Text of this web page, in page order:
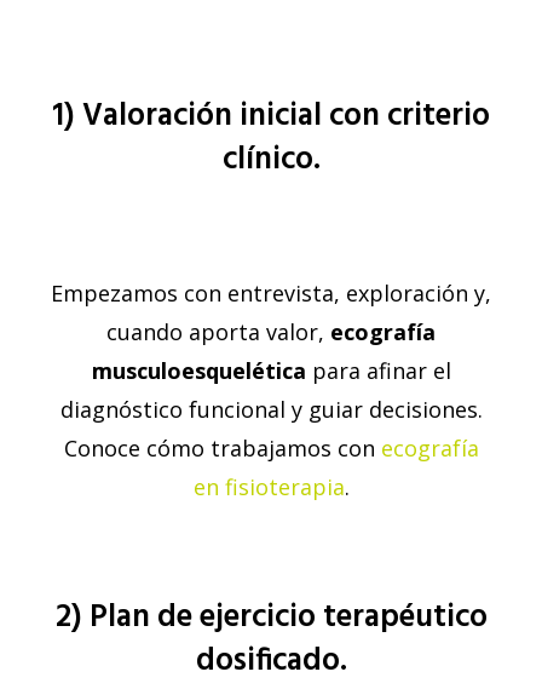
1) Valoración inicial con criterio
clínico.
Empezamos con entrevista, exploración y,
cuando aporta valor, ecografía
musculoesquelética para afinar el
diagnóstico funcional y guiar decisiones.
Conoce cómo trabajamos con ecografía
en fisioterapia.
2) Plan de ejercicio terapéutico
dosificado.